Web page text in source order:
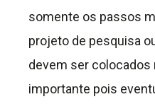
somente os passos
projeto de pesquisa
devem ser colocados
importante pois